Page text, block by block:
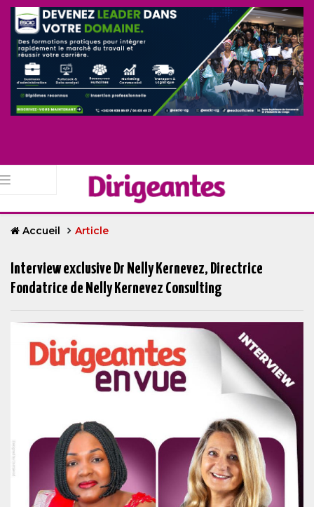
Accueil Article
Interview exclusive Dr Nelly Kernevez, Directrice
Fondatrice de Nelly Kernevez Consulting